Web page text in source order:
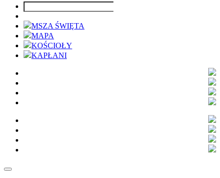
MSZA ŚWIĘTA
MAPA
KOŚCIOŁY
KAPŁANI